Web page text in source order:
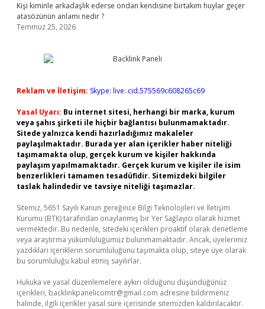
Kişi kiminle arkadaşlık ederse ondan kendisine birtakım huylar geçer
atasözünün anlamı nedir ?
Temmuz 25, 2026
Reklam ve İletişim: Skype: live:.cid.575569c608265c69
Yasal Uyarı: Bu internet sitesi, herhangi bir marka, kurum
veya şahıs şirketi ile hiçbir bağlantısı bulunmamaktadır.
Sitede yalnızca kendi hazırladığımız makaleler
paylaşılmaktadır. Burada yer alan içerikler haber niteliği
taşımamakta olup, gerçek kurum ve kişiler hakkında
paylaşım yapılmamaktadır. Gerçek kurum ve kişiler ile isim
benzerlikleri tamamen tesadüfidir. Sitemizdeki bilgiler
taslak halindedir ve tavsiye niteliği taşımazlar.
Sitemiz, 5651 Sayılı Kanun gereğince Bilgi Teknolojileri ve İletişim
Kurumu (BTK) tarafından onaylanmış bir Yer Sağlayıcı olarak hizmet
vermektedir. Bu nedenle, sitedeki içerikleri proaktif olarak denetleme
veya araştırma yükümlülüğümüz bulunmamaktadır. Ancak, üyelerimiz
yazdıkları içeriklerin sorumluluğunu taşımakta olup, siteye üye olarak
bu sorumluluğu kabul etmiş sayılırlar.
Hukuka ve yasal düzenlemelere aykırı olduğunu düşündüğünüz
içerikleri, backlinkpanelicomtr@gmail.com adresine bildirmeniz
halinde, ilgili içerikler yasal süre içerisinde sitemizden kaldırılacaktır.